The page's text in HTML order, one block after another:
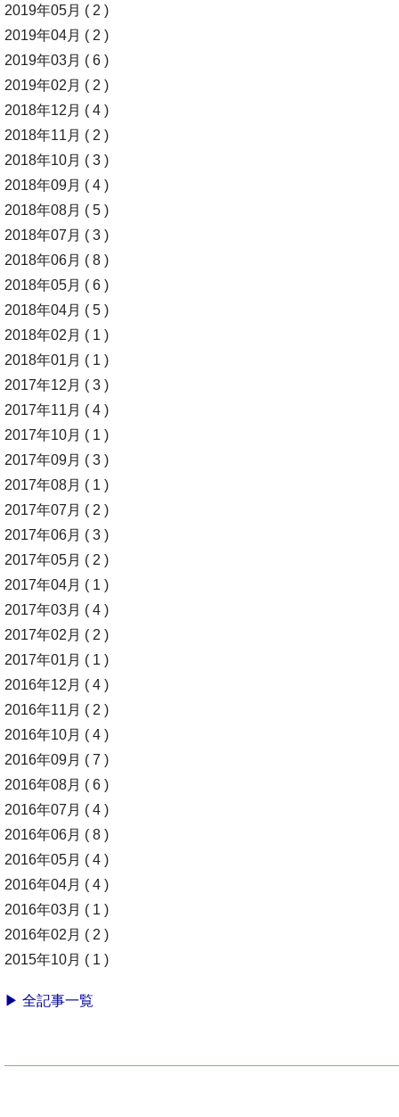
2019年05月 ( 2 )
2019年04月 ( 2 )
2019年03月 ( 6 )
2019年02月 ( 2 )
2018年12月 ( 4 )
2018年11月 ( 2 )
2018年10月 ( 3 )
2018年09月 ( 4 )
2018年08月 ( 5 )
2018年07月 ( 3 )
2018年06月 ( 8 )
2018年05月 ( 6 )
2018年04月 ( 5 )
2018年02月 ( 1 )
2018年01月 ( 1 )
2017年12月 ( 3 )
2017年11月 ( 4 )
2017年10月 ( 1 )
2017年09月 ( 3 )
2017年08月 ( 1 )
2017年07月 ( 2 )
2017年06月 ( 3 )
2017年05月 ( 2 )
2017年04月 ( 1 )
2017年03月 ( 4 )
2017年02月 ( 2 )
2017年01月 ( 1 )
2016年12月 ( 4 )
2016年11月 ( 2 )
2016年10月 ( 4 )
2016年09月 ( 7 )
2016年08月 ( 6 )
2016年07月 ( 4 )
2016年06月 ( 8 )
2016年05月 ( 4 )
2016年04月 ( 4 )
2016年03月 ( 1 )
2016年02月 ( 2 )
2015年10月 ( 1 )
▶ 全記事一覧